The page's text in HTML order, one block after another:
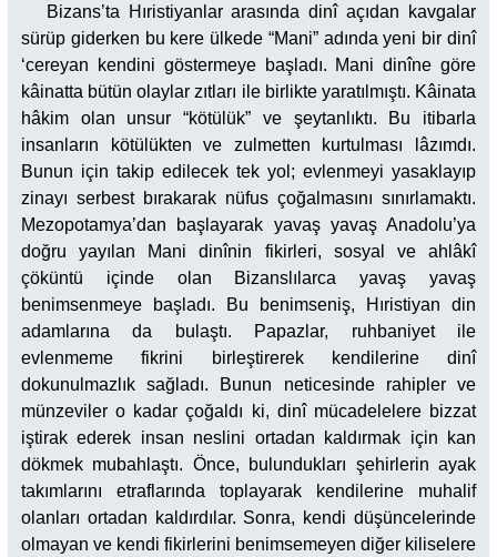
Bizans’ta Hıristiyanlar arasında dinî açıdan kavgalar
sürüp giderken bu kere ülkede “Mani” adında yeni bir dinî
‘cereyan kendini göstermeye başladı. Mani dinîne göre
kâinatta bütün olaylar zıtları ile birlikte yaratılmıştı. Kâinata
hâkim olan unsur “kötülük” ve şeytanlıktı. Bu itibarla
insanların kötülükten ve zulmetten kurtulması lâzımdı.
Bunun için takip edilecek tek yol; evlenmeyi yasaklayıp
zinayı serbest bırakarak nüfus çoğalmasını sınırlamaktı.
Mezopotamya’dan başlayarak yavaş yavaş Anadolu’ya
doğru yayılan Mani dinînin fikirleri, sosyal ve ahlâkî
çöküntü içinde olan Bizanslılarca yavaş yavaş
benimsenmeye başladı. Bu benimseniş, Hıristiyan din
adamlarına da bulaştı. Papazlar, ruhbaniyet ile
evlenmeme fikrini birleştirerek kendilerine dinî
dokunulmazlık sağladı. Bunun neticesinde rahipler ve
münzeviler o kadar çoğaldı ki, dinî mücadelelere bizzat
iştirak ederek insan neslini ortadan kaldırmak için kan
dökmek mubahlaştı. Önce, bulundukları şehirlerin ayak
takımlarını etraflarında toplayarak kendilerine muhalif
olanları ortadan kaldırdılar. Sonra, kendi düşüncelerinde
olmayan ve kendi fikirlerini benimsemeyen diğer kiliselere